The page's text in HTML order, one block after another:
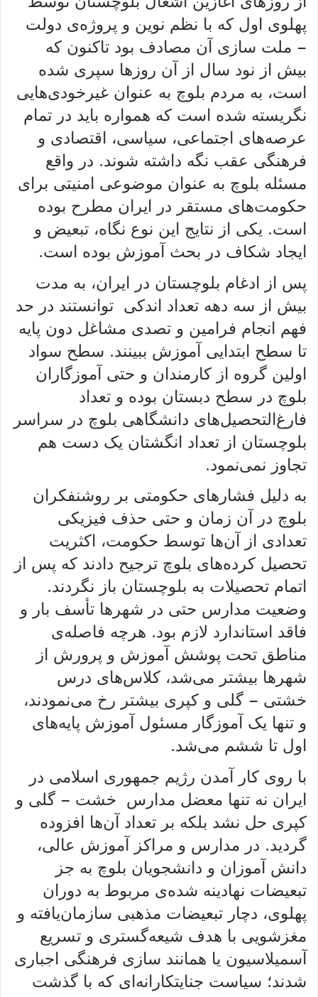
پهلوی اول که با نظم نوین و پروژه‌ی دولت
– ملت سازی آن مصادف بود تاکنون که
بیش از نود سال از آن روزها سپری شده
است، به مردم بلوچ به عنوان غیرخودی‌هایی
نگریسته شده است که همواره باید در تمام
عرصه‌های اجتماعی، سیاسی، اقتصادی و
فرهنگی عقب نگه داشته شوند. در واقع
مسئله بلوچ به عنوان موضوعی امنیتی برای
حکومت‌های مستقر در ایران مطرح بوده
است. یکی از نتایج این نوع نگاه، تبعیض و
ایجاد شکاف در بحث آموزش بوده است.
پس از ادغام بلوچستان در ایران، به مدت
بیش از سه دهه تعداد اندکی توانستند در حد
فهم انجام فرامین و تصدی مشاغل دون پایه
تا سطح ابتدایی آموزش ببینند. سطح سواد
اولین گروه از کارمندان و حتی آموزگاران
بلوچ در سطح دبستان بوده و تعداد
فارغ‌التحصیل‌های دانشگاهی بلوچ در سراسر
بلوچستان از تعداد انگشتان یک دست هم
تجاوز نمی‌نمود.
به دلیل فشارهای حکومتی بر روشنفکران
بلوچ در آن زمان و حتی حذف فیزیکی
تعدادی از آن‌ها توسط حکومت، اکثریت
تحصیل کرده‌‌های بلوچ ترجیح دادند که پس از
اتمام تحصیلات به بلوچستان باز نگردند.
وضعیت مدارس حتی در شهرها تأسف بار و
فاقد استاندارد لازم بود. هرچه فاصله‌ی
مناطق تحت پوشش آموزش و پرورش از
شهرها بیشتر می‌شد، کلاس‌های درس
خشتی – گلی و کپری بیشتر رخ می‌نمودند،
و تنها یک آموزگار مسئول آموزش پایه‌های
اول تا ششم می‌شد.
با روی کار آمدن رژیم جمهوری اسلامی در
ایران نه تنها معضل مدارس خشت – گلی و
کپری حل نشد بلکه بر تعداد آن‌ها افزوده
گردید. در مدارس و مراکز آموزش عالی،
دانش آموزان و دانشجویان بلوچ به جز
تبعیضات نهادینه شده‌ی مربوط به دوران
پهلوی، دچار تبعیضات مذهبی سازمان‌یافته و
مغزشویی با هدف شیعه‌گستری و تسریع
آسمیلاسیون یا همانند سازی فرهنگی اجباری
شدند؛ سیاست جنایتکارانه‌ای که با گذشت